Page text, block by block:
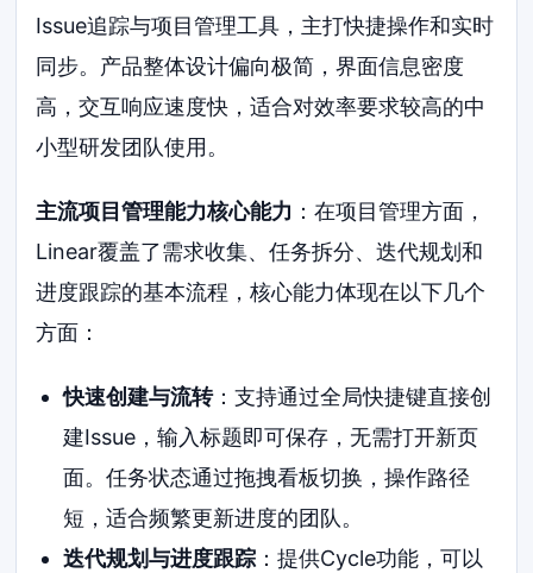
Issue追踪与项目管理工具，主打快捷操作和实时
同步。产品整体设计偏向极简，界面信息密度
高，交互响应速度快，适合对效率要求较高的中
小型研发团队使用。
主流项目管理能力核心能力 ：在项目管理方面，
Linear覆盖了需求收集、任务拆分、迭代规划和
进度跟踪的基本流程，核心能力体现在以下几个
方面：
快速创建与流转：支持通过全局快捷键直接创
建Issue，输入标题即可保存，无需打开新页
面。任务状态通过拖拽看板切换，操作路径
短，适合频繁更新进度的团队。
迭代规划与进度跟踪：提供Cycle功能，可以